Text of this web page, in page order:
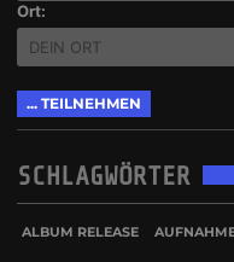
Ort:
SCHLAGWÖRTER
ALBUM RELEASE